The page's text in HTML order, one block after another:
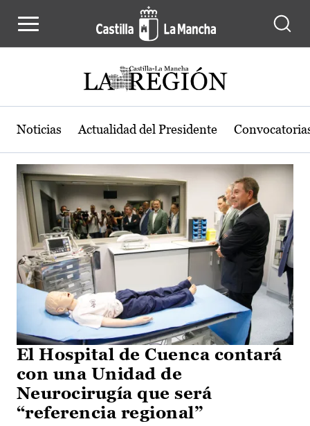
Actualidad de la región de Castilla-
Noticias Actualidad del Presidente
El Hospital de Cuenca contará
con una Unidad de
Neurocirugía que será
“referencia regional”